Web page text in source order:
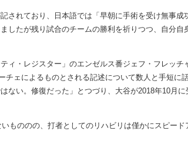
れており、日本語では「早朝に手術を受け無事成
したが残り試合のチームの勝利を祈りつつ、自分自
・レジスター」のエンゼルス番ジェフ・フレッチ
ェによるものとされる記述について数人と手短に
ない。修復だった」とつづり、大谷が2018年10月に
もののの、打者としてのリハビリは僅かにスピード